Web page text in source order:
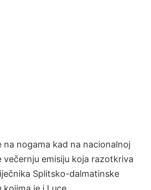
na nogama kad na nacionalnoj
večernju emisiju koja razotkriva
Splitsko-dalmatinske